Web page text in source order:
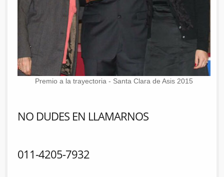
Premio a la trayectoria - Santa Clara de Asis 2015
NO DUDES EN LLAMARNOS
011-4205-7932